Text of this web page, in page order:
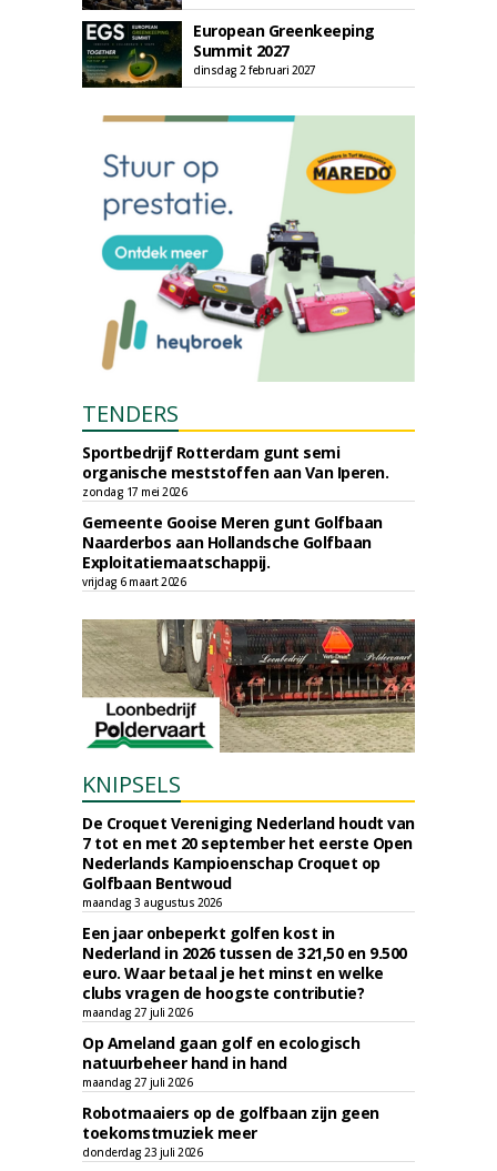
European Greenkeeping
Summit 2027
dinsdag 2 februari 2027
TENDERS
Sportbedrijf Rotterdam gunt semi
organische meststoffen aan Van Iperen.
zondag 17 mei 2026
Gemeente Gooise Meren gunt Golfbaan
Naarderbos aan Hollandsche Golfbaan
Exploitatiemaatschappij.
vrijdag 6 maart 2026
KNIPSELS
De Croquet Vereniging Nederland houdt van
7 tot en met 20 september het eerste Open
Nederlands Kampioenschap Croquet op
Golfbaan Bentwoud
maandag 3 augustus 2026
Een jaar onbeperkt golfen kost in
Nederland in 2026 tussen de 321,50 en 9.500
euro. Waar betaal je het minst en welke
clubs vragen de hoogste contributie?
maandag 27 juli 2026
Op Ameland gaan golf en ecologisch
natuurbeheer hand in hand
maandag 27 juli 2026
Robotmaaiers op de golfbaan zijn geen
toekomstmuziek meer
donderdag 23 juli 2026